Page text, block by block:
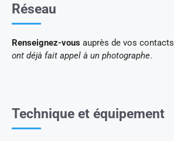
Réseau
Renseignez-vous auprès de vos contacts
ont déjà fait appel à un photographe.
Technique et équipement